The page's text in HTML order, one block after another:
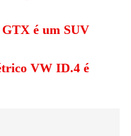
GTX é um SUV
VW ID.4 é